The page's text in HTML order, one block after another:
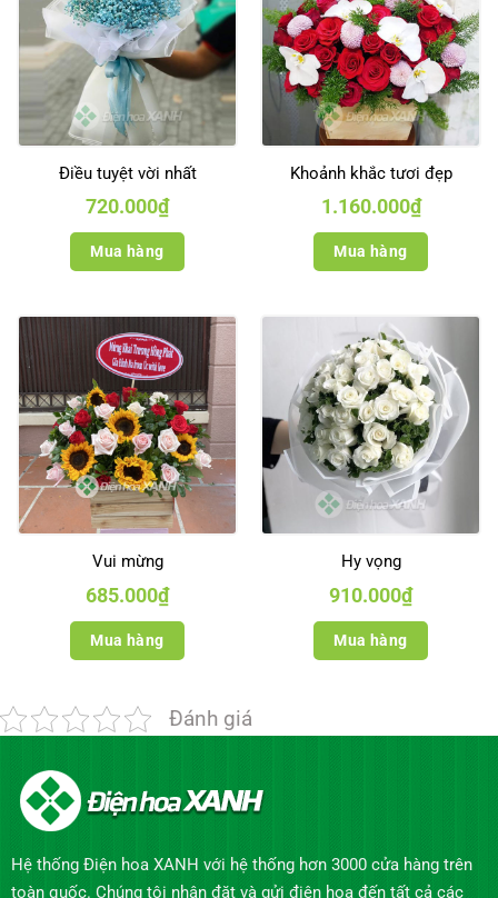
Điều tuyệt vời nhất
720.000₫
Mua hàng
Khoảnh khắc tươi đẹp
1.160.000₫
Mua hàng
Vui mừng
685.000₫
Mua hàng
Hy vọng
910.000₫
Mua hàng
Đánh giá
Hệ thống Điện hoa XANH với hệ thống hơn 3000 cửa hàng trên
toàn quốc. Chúng tôi nhận đặt và gửi điện hoa đến tất cả các